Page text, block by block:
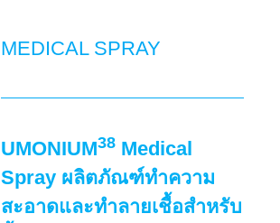
MEDICAL SPRAY
UMONIUM38 Medical
Spray ผลิตภัณฑ์ทำความ
สะอาดและทำลายเชื้อสำหรับ